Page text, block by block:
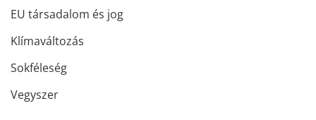
EU társadalom és jog
Klímaváltozás
Sokféleség
Vegyszer